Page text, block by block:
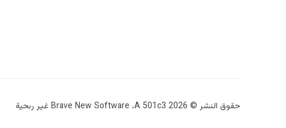
حقوق النشر © 2026 Brave New Software ،A 501c3 غير ربحية